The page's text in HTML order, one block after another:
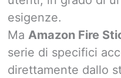
esigenze.
Ma Amazon Fire
serie di specifici
direttamente dallo